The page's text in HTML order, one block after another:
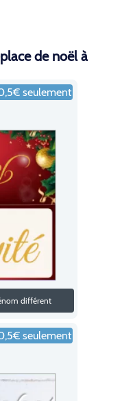
de noël à
seulement
différent
seulement